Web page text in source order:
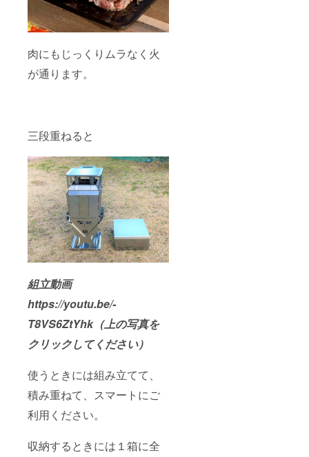
肉にもじっくりムラなく火
が通ります。
三段重ねると
組立動画
https://youtu.be/-
T8VS6ZtYhk（上の写真を
クリックしてください）
使うときには組み立てて、
積み重ねて、スマートにご
利用ください。
収納するときには１箱に全